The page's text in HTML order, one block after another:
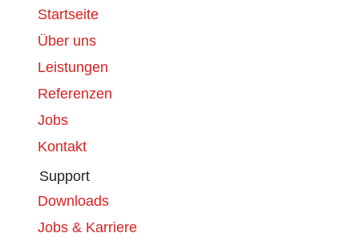
Startseite
Über uns
Leistungen
Referenzen
Jobs
Kontakt
Support
Downloads
Jobs & Karriere